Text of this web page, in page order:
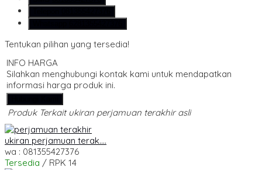
Tentukan pilihan yang tersedia!
INFO HARGA
Silahkan menghubungi kontak kami untuk mendapatkan
informasi harga produk ini.
Produk Terkait ukiran perjamuan terakhir asli
ukiran perjamuan terak....
wa : 081355427376
Tersedia / RPK 14